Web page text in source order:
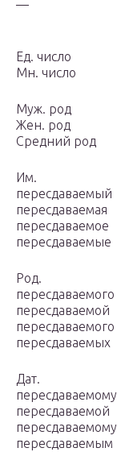
—
Ед. число
Мн. число
Муж. род
Жен. род
Средний род
Им.
пересдаваемый
пересдаваемая
пересдаваемое
пересдаваемые
Род.
пересдаваемого
пересдаваемой
пересдаваемого
пересдаваемых
Дат.
пересдаваемому
пересдаваемой
пересдаваемому
пересдаваемым